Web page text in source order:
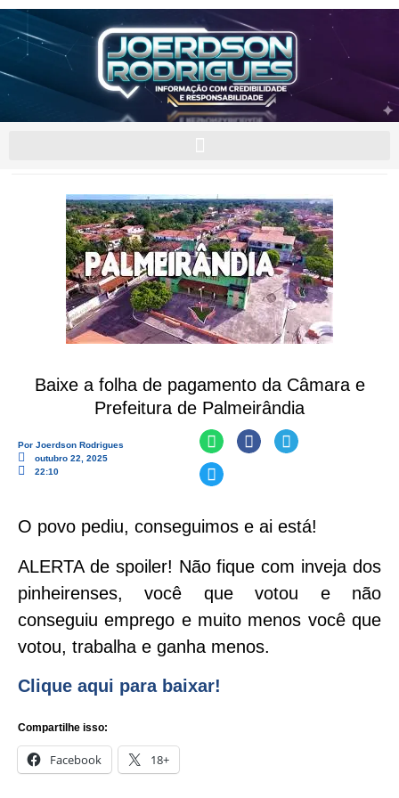
Baixe a folha de pagamento da Câmara e
Prefeitura de Palmeirândia
Por Joerdson Rodrigues
outubro 22, 2025
22:10
O povo pediu, conseguimos e ai está!
ALERTA de spoiler! Não fique com inveja dos
pinheirenses, você que votou e não
conseguiu emprego e muito menos você que
votou, trabalha e ganha menos.
Clique aqui para baixar!
Compartilhe isso:
Facebook 18+